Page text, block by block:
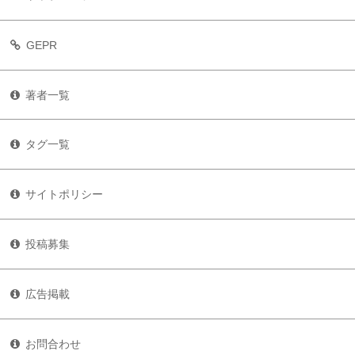
GEPR
著者一覧
タグ一覧
サイトポリシー
投稿募集
広告掲載
お問合わせ